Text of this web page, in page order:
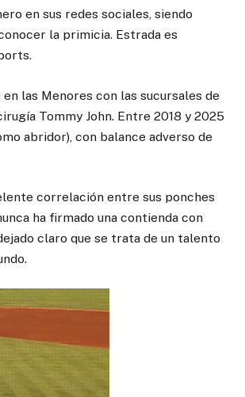
en sus redes sociales, siendo
la primicia. Estrada es
las Menores con las sucursales de
Tommy John. Entre 2018 y 2025
abridor), con balance adverso de
correlación entre sus ponches
ha firmado una contienda con
claro que se trata de un talento